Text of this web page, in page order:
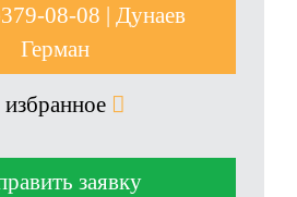
08-08 | Дунаев
Герман
заявку